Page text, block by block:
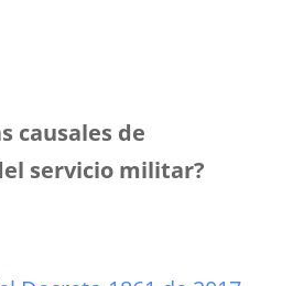
causales de
servicio militar?